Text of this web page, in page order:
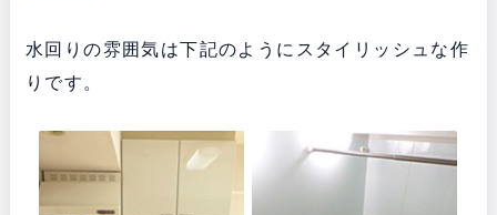
水回りの雰囲気は下記のようにスタイリッシュな作
りです。